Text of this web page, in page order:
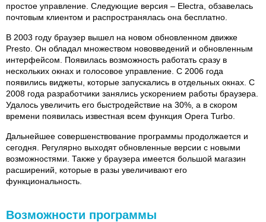
простое управление. Следующие версия – Electra, обзавелась
почтовым клиентом и распространялась она бесплатно.
В 2003 году браузер вышел на новом обновленном движке
Presto. Он обладал множеством нововведений и обновленным
интерфейсом. Появилась возможность работать сразу в
нескольких окнах и голосовое управление. С 2006 года
появились виджеты, которые запускались в отдельных окнах. С
2008 года разработчики занялись ускорением работы браузера.
Удалось увеличить его быстродействие на 30%, а в скором
времени появилась известная всем функция Opera Turbo.
Дальнейшее совершенствование программы продолжается и
сегодня. Регулярно выходят обновленные версии с новыми
возможностями. Также у браузера имеется большой магазин
расширений, которые в разы увеличивают его
функциональность.
Возможности программы